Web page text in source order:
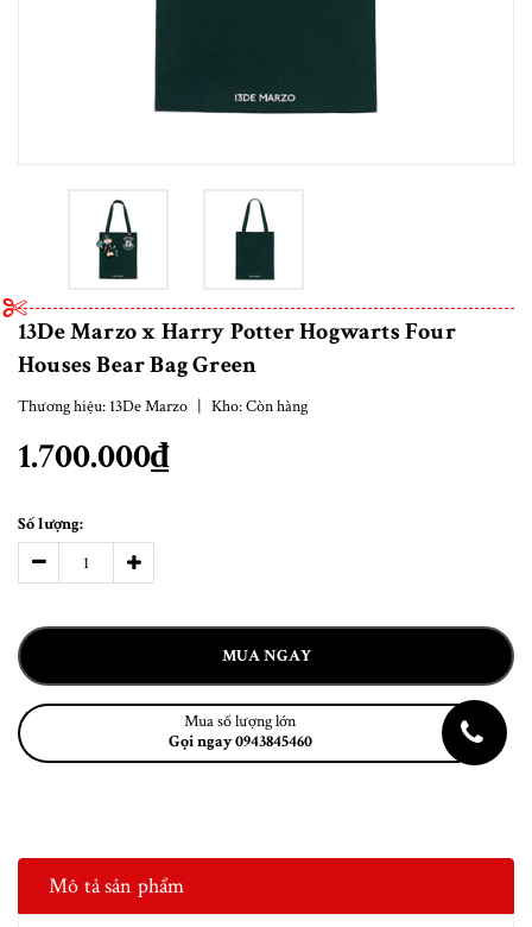
13De Marzo x Harry Potter Hogwarts Four
Houses Bear Bag Green
Thương hiệu: 13De Marzo Kho:Còn hàng
1.700.000₫
Số lượng:
MUA NGAY
Mua số lượng lớn
Gọi ngay 0943845460
Mô tả sản phẩm